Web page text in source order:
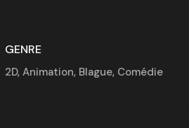
GENRE
2D, Animation, Blague, Comédie